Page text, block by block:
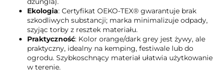
Ekologia: Certyfikat OEKO-TEX® gwarantuje brak
szkodliwych substancji; marka minimalizuje odpady,
szyjąc torby z resztek materiału.
Praktyczność: Kolor orange/dark grey jest żywy, ale
praktyczny, idealny na kemping, festiwale lub do
ogrodu. Szybkoschnący materiał ułatwia użytkowanie
w terenie.